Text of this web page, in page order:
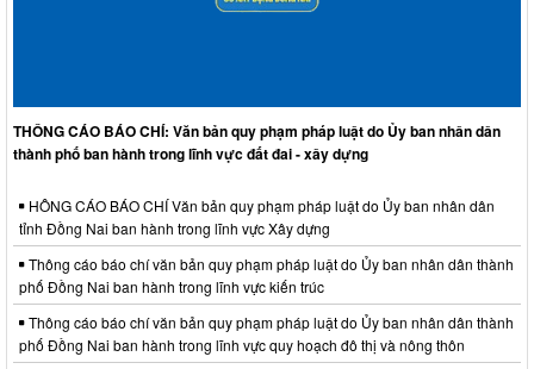
THÔNG CÁO BÁO CHÍ: Văn bản quy phạm pháp luật do Ủy ban nhân dân
thành phố ban hành trong lĩnh vực đất đai - xây dựng
HÔNG CÁO BÁO CHÍ Văn bản quy phạm pháp luật do Ủy ban nhân dân
tỉnh Đồng Nai ban hành trong lĩnh vực Xây dựng
Thông cáo báo chí văn bản quy phạm pháp luật do Ủy ban nhân dân thành
phố Đồng Nai ban hành trong lĩnh vực kiến trúc
Thông cáo báo chí văn bản quy phạm pháp luật do Ủy ban nhân dân thành
phố Đồng Nai ban hành trong lĩnh vực quy hoạch đô thị và nông thôn